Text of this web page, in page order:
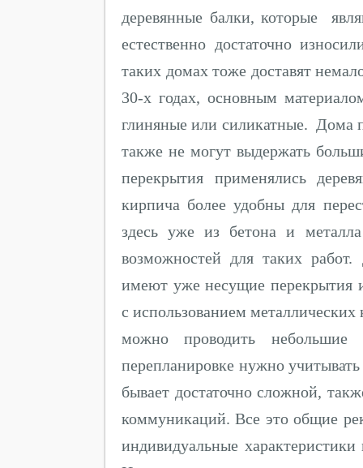
деревянные балки, которые
естественно достаточно
таких домах тоже доставят
30-х годах, основным
глиняные или силикатные. Дома
также не могут выдержать
перекрытия применялись
кирпича более удобны для
здесь уже из бетона и
возможностей для таких
имеют уже несущие перекрытия
с использованием
можно проводить
перепланировке нужно
бывает достаточно сложной,
коммуникаций. Все это общие
индивидуальные